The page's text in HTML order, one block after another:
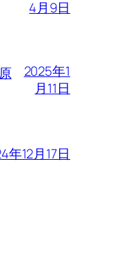
4月9日
2025年1
月11日
年12月17日